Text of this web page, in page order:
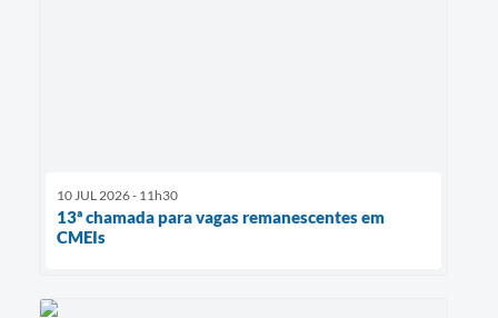
10 JUL 2026 - 11h30
13ª chamada para vagas remanescentes em
CMEIs